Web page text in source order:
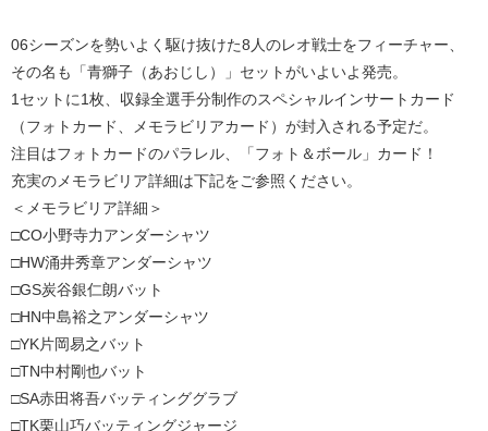
06シーズンを勢いよく駆け抜けた8人のレオ戦士をフィーチャー、
その名も「青獅子（あおじし）」セットがいよいよ発売。
1セットに1枚、収録全選手分制作のスペシャルインサートカード
（フォトカード、メモラビリアカード）が封入される予定だ。
注目はフォトカードのパラレル、「フォト＆ボール」カード！
充実のメモラビリア詳細は下記をご参照ください。
＜メモラビリア詳細＞
□CO小野寺力アンダーシャツ
□HW涌井秀章アンダーシャツ
□GS炭谷銀仁朗バット
□HN中島裕之アンダーシャツ
□YK片岡易之バット
□TN中村剛也バット
□SA赤田将吾バッティンググラブ
□TK栗山巧バッティングジャージ